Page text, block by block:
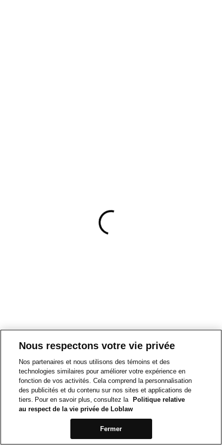
Nous respectons votre vie privée
Nos partenaires et nous utilisons des témoins et des
technologies similaires pour améliorer votre expérience en
fonction de vos activités. Cela comprend la personnalisation
des publicités et du contenu sur nos sites et applications de
tiers. Pour en savoir plus, consultez la
Politique relative
au respect de la vie privée de Loblaw
Fermer